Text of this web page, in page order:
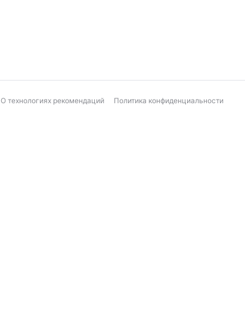
О технологиях рекомендаций Политика конфиденциальности